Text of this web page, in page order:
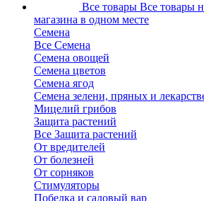
Все товары Все товары
магазина в одном месте
Семена
Все Семена
Семена овощей
Семена цветов
Семена ягод
Семена зелени, пряных и
Мицелий грибов
Защита растений
Все Защита растений
От вредителей
От болезней
От сорняков
Стимуляторы
Побелка и садовый вар